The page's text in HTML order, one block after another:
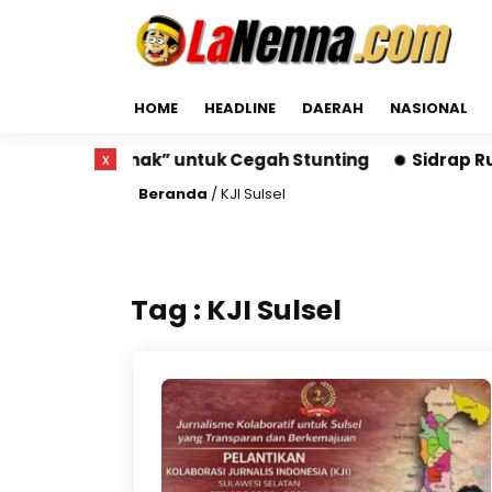
HOME HEADLINE DAERAH NASIONAL
Gizi Anak” untuk Cegah Stunting Sidrap Run
Beranda /KJI Sulsel
Tag : KJI Sulsel
x